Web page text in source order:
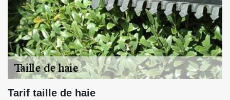
Tarif taille de haie